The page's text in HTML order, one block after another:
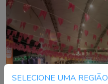
SELECIONE UMA REGIÃO